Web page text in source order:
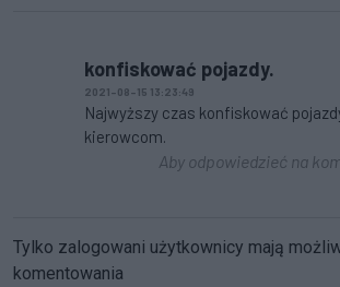
konfiskować pojazdy.
2021-08-15 13:23:49
Najwyższy czas konfiskować
kierowcom.
Aby odpowiedzieć na
Tylko zalogowani użytkownicy mają
komentowania